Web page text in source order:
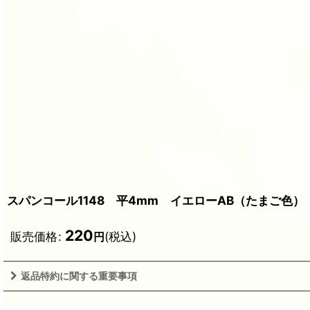
スパンコール1148 平4mm イエローAB（たまご色
販売価格: 220 円 (税込)
返品特約に関する重要事項